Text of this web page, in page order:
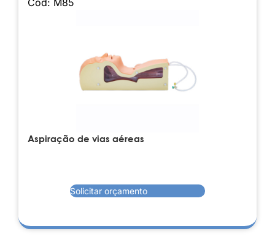
Aspiração de vias aéreas
Solicitar orçamento